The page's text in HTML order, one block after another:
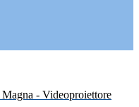
- Videoproiettore